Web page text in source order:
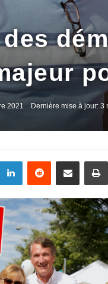
2021 Dernière mise à jour: 3
LinkedinReddit Partager par email